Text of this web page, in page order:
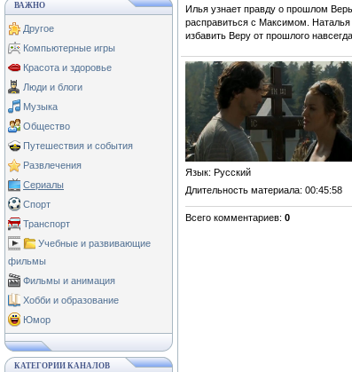
ВАЖНО
Другое
Компьютерные игры
Красота и здоровье
Люди и блоги
Музыка
Общество
Путешествия и события
Развлечения
Сериалы
Спорт
Транспорт
Учебные и развивающие
фильмы
Фильмы и анимация
Хобби и образование
Юмор
КАТЕГОРИИ КАНАЛОВ
Илья узнает правду о прошлом
расправиться с Максимом.
избавить Веру от прошлого навсегда.
Язык: Русский
Длительность материала: 00:45:58
Всего комментариев: 0